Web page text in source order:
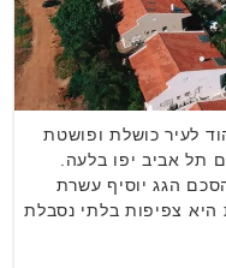
לעיר כושלת ופושטת
תל אביב יפו בלעה.
הגג יוסיף עשרת
היא צפיפות בלתי נסבלת